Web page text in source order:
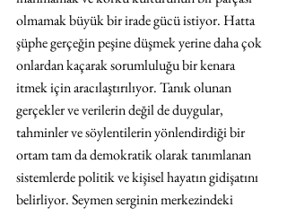
olmamak büyük bir irade gücü istiyor. Hatta
şüphe gerçeğin peşine düşmek yerine daha çok
onlardan kaçarak sorumluluğu bir kenara
itmek için aracılaştırılıyor. Tanık olunan
gerçekler ve verilerin değil de duygular,
tahminler ve söylentilerin yönlendirdiği bir
ortam tam da demokratik olarak tanımlanan
sistemlerde politik ve kişisel hayatın gidişatını
belirliyor. Seymen serginin merkezindeki